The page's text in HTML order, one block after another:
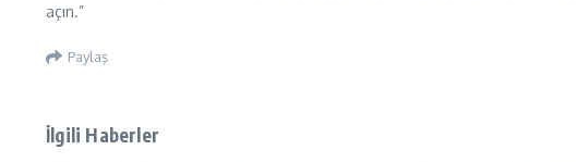
açın.”
Paylaş
İlgili Haberler